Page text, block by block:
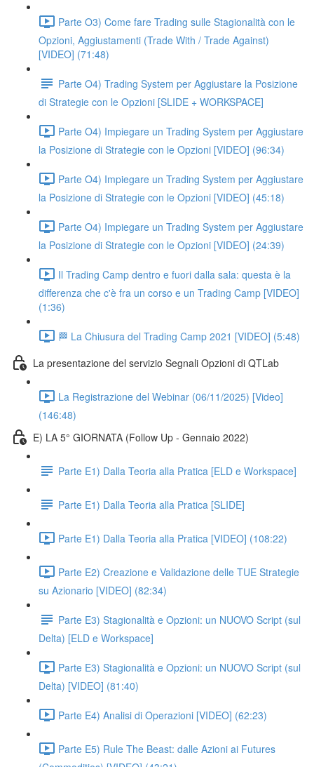
Parte O3) Come fare Trading sulle Stagionalità con le
Opzioni, Aggiustamenti (Trade With / Trade Against)
[VIDEO] (71:48)
Parte O4) Trading System per Aggiustare la Posizione
di Strategie con le Opzioni [SLIDE + WORKSPACE]
Parte O4) Impiegare un Trading System per Aggiustare
la Posizione di Strategie con le Opzioni [VIDEO] (96:34)
Parte O4) Impiegare un Trading System per Aggiustare
la Posizione di Strategie con le Opzioni [VIDEO] (45:18)
Parte O4) Impiegare un Trading System per Aggiustare
la Posizione di Strategie con le Opzioni [VIDEO] (24:39)
Il Trading Camp dentro e fuori dalla sala: questa è la
differenza che c'è fra un corso e un Trading Camp [VIDEO]
(1:36)
🏁 La Chiusura del Trading Camp 2021 [VIDEO] (5:48)
La presentazione del servizio Segnali Opzioni di QTLab
La Registrazione del Webinar (06/11/2025) [Video]
(146:48)
E) LA 5° GIORNATA (Follow Up - Gennaio 2022)
Parte E1) Dalla Teoria alla Pratica [ELD e Workspace]
Parte E1) Dalla Teoria alla Pratica [SLIDE]
Parte E1) Dalla Teoria alla Pratica [VIDEO] (108:22)
Parte E2) Creazione e Validazione delle TUE Strategie
su Azionario [VIDEO] (82:34)
Parte E3) Stagionalità e Opzioni: un NUOVO Script (sul
Delta) [ELD e Workspace]
Parte E3) Stagionalità e Opzioni: un NUOVO Script (sul
Delta) [VIDEO] (81:40)
Parte E4) Analisi di Operazioni [VIDEO] (62:23)
Parte E5) Rule The Beast: dalle Azioni ai Futures